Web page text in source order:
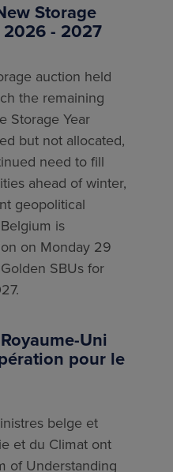
Storage
- 2027
auction held
the remaining
Storage Year
but not allocated,
need to fill
ahead of winter,
geopolitical
is
on Monday 29
SBUs for
Uni
pour le
belge et
et du Climat ont
of Understanding